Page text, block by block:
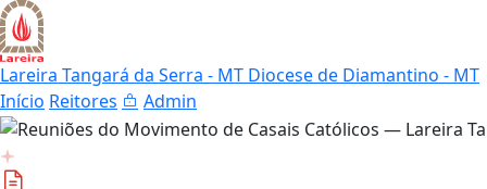
Lareira Tangará da Serra - MT Diocese de Diamantino - MT
Início Reitores Admin